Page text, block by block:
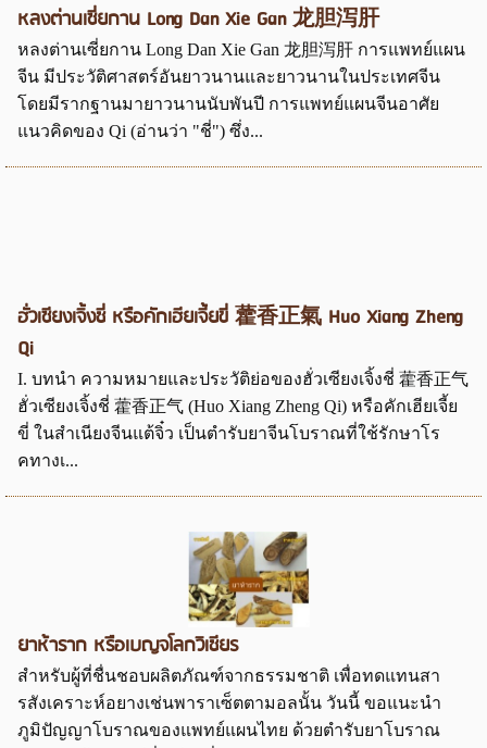
หลงต่านเซี่ยกาน Long Dan Xie Gan 龙胆泻肝
หลงต่านเซี่ยกาน Long Dan Xie Gan 龙胆泻肝 การแพทย์แผน
จีน มีประวัติศาสตร์อันยาวนานและยาวนานในประเทศจีน
โดยมีรากฐานมายาวนานนับพันปี การแพทย์แผนจีนอาศัย
แนวคิดของ Qi (อ่านว่า "ชี่") ซึ่ง...
ฮั่วเซียงเจิ้งชี่ หรือคักเฮียเจี้ยขี่ 藿香正氣 Huo Xiang Zheng
Qi
I. บทนำ ความหมายและประวัติย่อของฮั่วเซียงเจิ้งชี่ 藿香正气
ฮั่วเซียงเจิ้งชี่ 藿香正气 (Huo Xiang Zheng Qi) หรือคักเฮียเจี้ย
ขี่ ในสำเนียงจีนแต้จิ๋ว เป็นตำรับยาจีนโบราณที่ใช้รักษาโร
คทางเ...
ยาห้าราก หรือเบญจโลกวิเชียร
สำหรับผู้ที่ชื่นชอบผลิตภัณฑ์จากธรรมชาติ เพื่อทดแทนสา
รสังเคราะห์อยางเช่นพาราเซ็ตตามอลนั้น วันนี้ ขอแนะนำ
ภูมิปัญญาโบราณของแพทย์แผนไทย ด้วยตำรับยาโบราณ